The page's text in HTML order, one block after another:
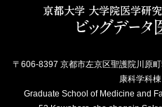
〒606-8397 京都市左京区聖護院川原
康科学科
Graduate School of Medicine and